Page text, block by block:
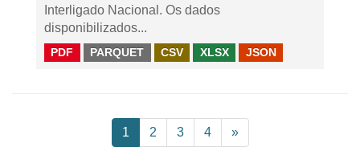
Interligado Nacional. Os dados
disponibilizados...
PDF PARQUET CSV XLSX JSON
1 2 3 4 »